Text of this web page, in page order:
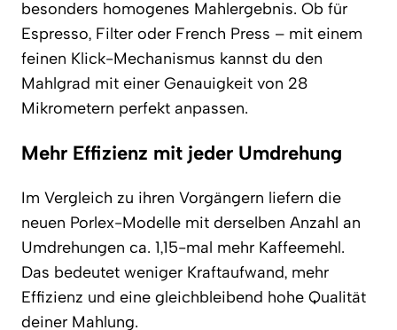
besonders homogenes Mahlergebnis. Ob für
Espresso, Filter oder French Press – mit einem
feinen Klick-Mechanismus kannst du den
Mahlgrad mit einer Genauigkeit von 28
Mikrometern perfekt anpassen.
Mehr Effizienz mit jeder Umdrehung
Im Vergleich zu ihren Vorgängern liefern die
neuen Porlex-Modelle mit derselben Anzahl an
Umdrehungen ca. 1,15-mal mehr Kaffeemehl.
Das bedeutet weniger Kraftaufwand, mehr
Effizienz und eine gleichbleibend hohe Qualität
deiner Mahlung.